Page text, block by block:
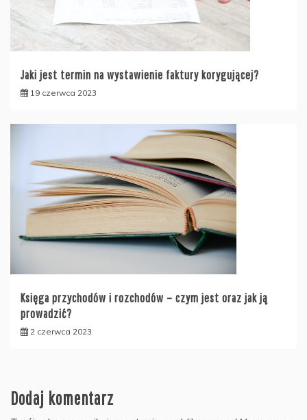
Jaki jest termin na wystawienie faktury korygującej?
19 czerwca 2023
Księga przychodów i rozchodów – czym jest oraz jak ją
prowadzić?
2 czerwca 2023
Dodaj komentarz